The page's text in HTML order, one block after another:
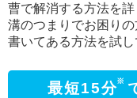
曹で解消する方法を
溝のつまりでお困り
書いてある方法を試し
最短15分※